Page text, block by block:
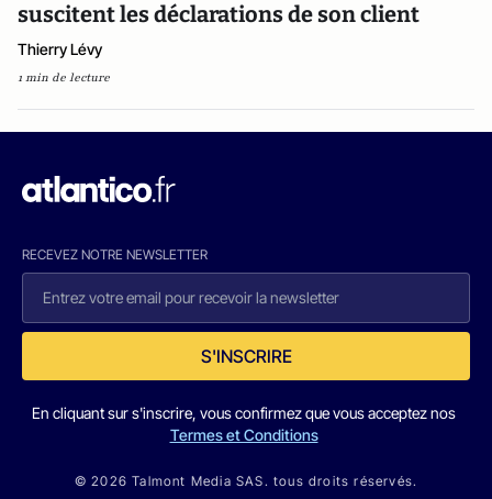
suscitent les déclarations de son client
Thierry Lévy
1 min de lecture
RECEVEZ NOTRE NEWSLETTER
S'INSCRIRE
En cliquant sur s'inscrire, vous confirmez que vous acceptez nos
Termes et Conditions
© 2026 Talmont Media SAS. tous droits réservés.